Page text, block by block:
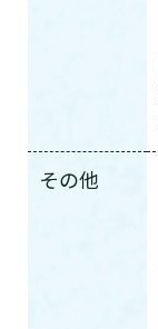
その他